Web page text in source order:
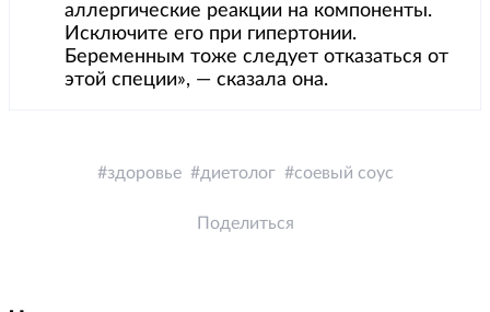
аллергические реакции на компоненты.
Исключите его при гипертонии.
Беременным тоже следует отказаться от
этой специи», — сказала она.
здоровье диетолог соевый соус
Поделиться